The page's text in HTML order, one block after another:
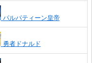
パルパティーン皇帝
勇者ドナルド